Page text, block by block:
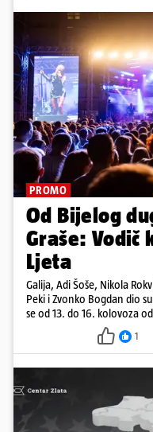
PROMO
Od Bijelog
Graše: Vodič
Ljeta
Galija, Adi Šoše, Nikola
Peki i Zvonko Bogdan dio
se od 13. do 16. kolovoza
1